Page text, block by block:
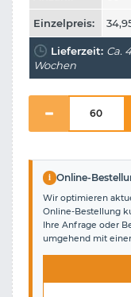
Einzelpreis:
Lieferzeit: Ca.
Wochen
i Online-
Wir optimieren
Online-Bestellung
Ihre Anfrage oder
umgehend mit